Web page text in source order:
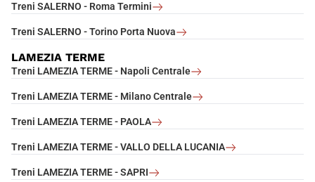
Treni SALERNO - Roma Termini
Treni SALERNO - Torino Porta Nuova
LAMEZIA TERME
Treni LAMEZIA TERME - Napoli Centrale
Treni LAMEZIA TERME - Milano Centrale
Treni LAMEZIA TERME - PAOLA
Treni LAMEZIA TERME - VALLO DELLA LUCANIA
Treni LAMEZIA TERME - SAPRI